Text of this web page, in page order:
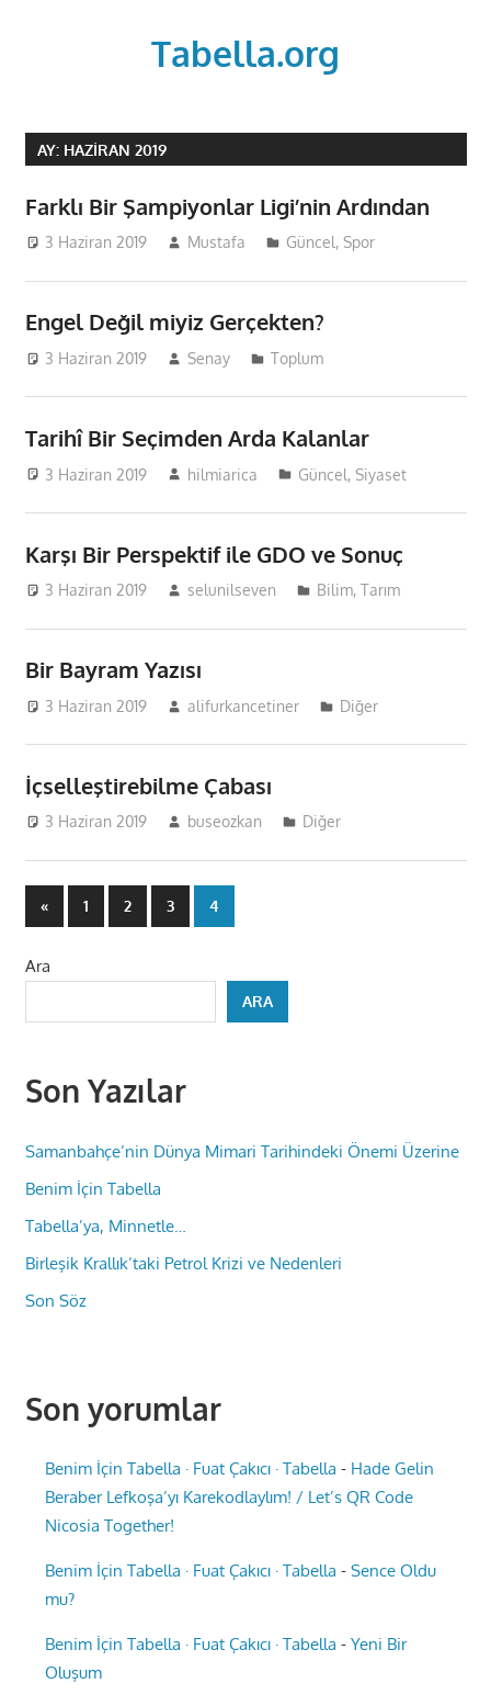
Tabella.org
AY: HAZIRAN 2019
Farklı Bir Şampiyonlar Ligi’nin Ardından
3 Haziran 2019 Mustafa Güncel,Spor
Engel Değil miyiz Gerçekten?
3 Haziran 2019 Senay Toplum
Tarihî Bir Seçimden Arda Kalanlar
3 Haziran 2019 hilmiarica Güncel,Siyaset
Karşı Bir Perspektif ile GDO ve Sonuç
3 Haziran 2019 selunilseven Bilim,Tarım
Bir Bayram Yazısı
3 Haziran 2019 alifurkancetiner Diğer
İçselleştirebilme Çabası
3 Haziran 2019 buseozkan Diğer
Yazı
«Previous
Posts
1 2 3 4
Ara
ARA
Son Yazılar
Samanbahçe’nin Dünya Mimari Tarihindeki Önemi Üzerine
Benim İçin Tabella
Tabella’ya, Minnetle…
Birleşik Krallık’taki Petrol Krizi ve Nedenleri
Son Söz
Son yorumlar
Benim İçin Tabella · Fuat Çakıcı · Tabella - Hade Gelin
Beraber Lefkoşa’yı Karekodlaylım! / Let’s QR Code
Nicosia Together!
Benim İçin Tabella · Fuat Çakıcı · Tabella -Sence Oldu
mu?
Benim İçin Tabella · Fuat Çakıcı · Tabella -Yeni Bir
Oluşum